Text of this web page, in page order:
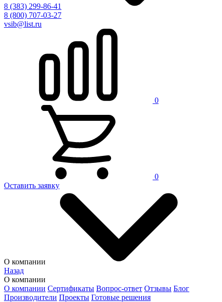
8 (383) 299-86-41
8 (800) 707-03-27
vsib@list.ru
0
0
Оставить заявку
О компании
Назад
О компании
О компании Сертификаты Вопрос-ответ Отзывы Блог
Производители Проекты Готовые решения